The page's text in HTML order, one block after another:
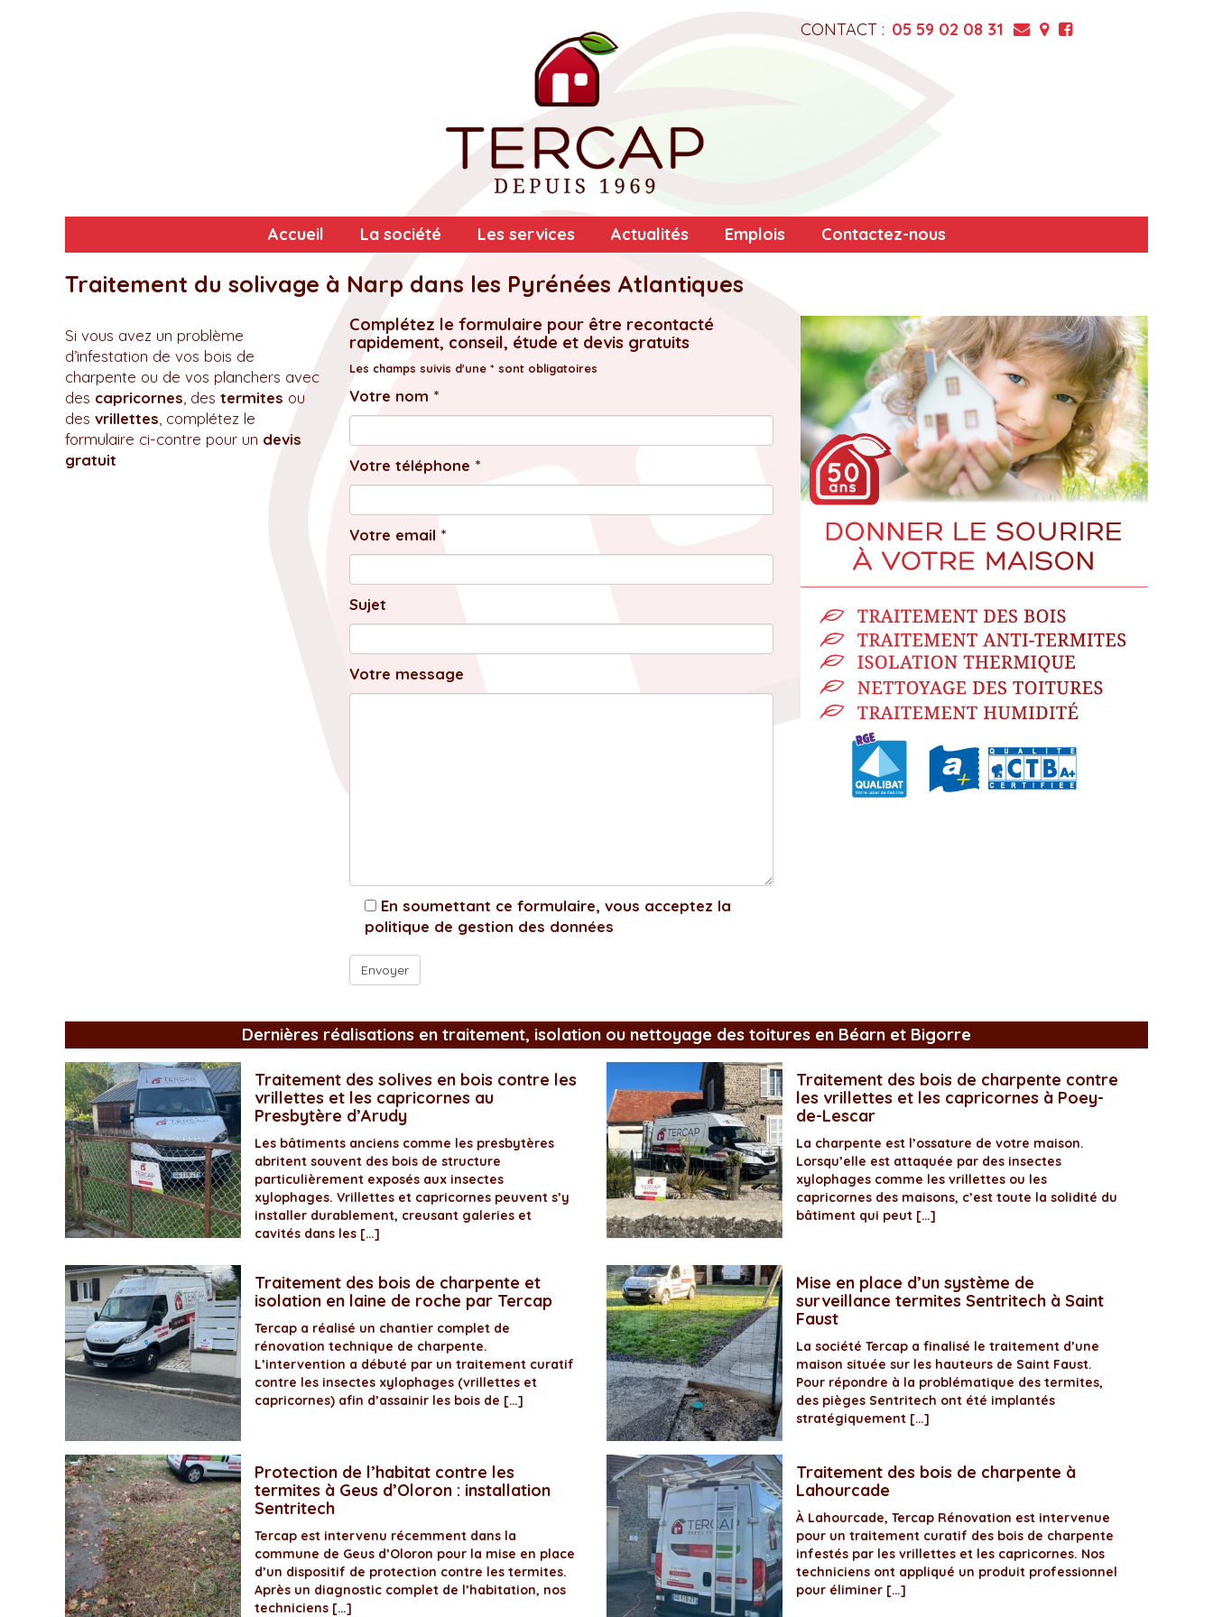
CONTACT : 05 59 02 08 31
Accueil La société Les services Actualités Emplois Contactez-nous
Traitement du solivage à Narp dans les Pyrénées Atlantiques
Si vous avez un problème
d’infestation de vos bois de
charpente ou de vos planchers avec
des capricornes , des termites ou
des vrillettes , complétez le
formulaire ci-contre pour un devis
gratuit
Complétez le formulaire pour être recontacté
rapidement, conseil, étude et devis gratuits
Les champs suivis d'une * sont obligatoires
Votre nom *
Votre téléphone *
Votre email *
Sujet
Votre message
En soumettant ce formulaire, vous acceptez la
politique de gestion des données
Dernières réalisations en traitement, isolation ou nettoyage des toitures en Béarn et Bigorre
Traitement des solives en bois contre les
vrillettes et les capricornes au
Presbytère d’Arudy
Les bâtiments anciens comme les presbytères
abritent souvent des bois de structure
particulièrement exposés aux insectes
xylophages. Vrillettes et capricornes peuvent s’y
installer durablement, creusant galeries et
cavités dans les […]
Traitement des bois de charpente contre
les vrillettes et les capricornes à Poey-
de-Lescar
La charpente est l’ossature de votre maison.
Lorsqu’elle est attaquée par des insectes
xylophages comme les vrillettes ou les
capricornes des maisons, c’est toute la solidité du
bâtiment qui peut […]
Traitement des bois de charpente et
isolation en laine de roche par Tercap
Tercap a réalisé un chantier complet de
rénovation technique de charpente.
L’intervention a débuté par un traitement curatif
contre les insectes xylophages (vrillettes et
capricornes) afin d’assainir les bois de […]
Mise en place d’un système de
surveillance termites Sentritech à Saint
Faust
La société Tercap a finalisé le traitement d’une
maison située sur les hauteurs de Saint Faust.
Pour répondre à la problématique des termites,
des pièges Sentritech ont été implantés
stratégiquement […]
Protection de l’habitat contre les
termites à Geus d’Oloron : installation
Sentritech
Tercap est intervenu récemment dans la
commune de Geus d’Oloron pour la mise en place
d’un dispositif de protection contre les termites.
Après un diagnostic complet de l’habitation, nos
techniciens […]
Traitement des bois de charpente à
Lahourcade
À Lahourcade, Tercap Rénovation est intervenue
pour un traitement curatif des bois de charpente
infestés par les vrillettes et les capricornes. Nos
techniciens ont appliqué un produit professionnel
pour éliminer […]